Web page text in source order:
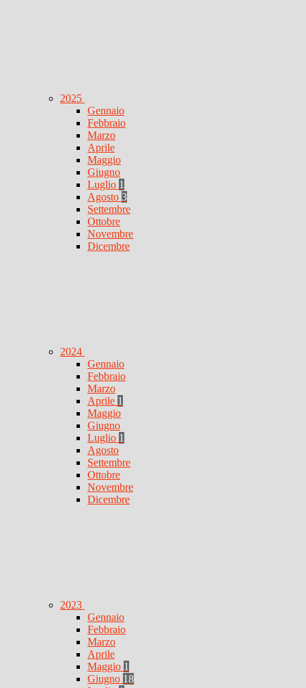
2025
Gennaio
Febbraio
Marzo
Aprile
Maggio
Giugno
Luglio 1
Agosto 3
Settembre
Ottobre
Novembre
Dicembre
2024
Gennaio
Febbraio
Marzo
Aprile 1
Maggio
Giugno
Luglio 1
Agosto
Settembre
Ottobre
Novembre
Dicembre
2023
Gennaio
Febbraio
Marzo
Aprile
Maggio 1
Giugno 18